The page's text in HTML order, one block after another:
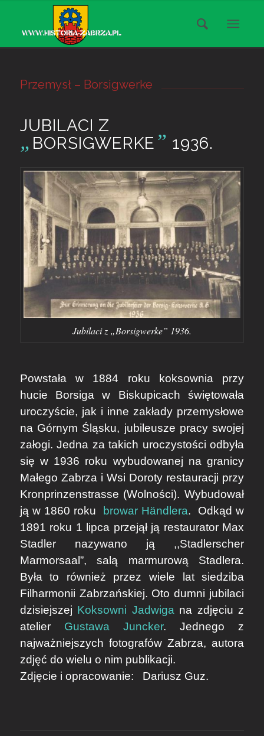
Przemysł – Borsigwerke
JUBILACI Z
„ BORSIGWERKE ” 1936.
Jubilaci z „Borsigwerke” 1936.
Powstała w 1884 roku koksownia przy
hucie Borsiga w Biskupicach świętowała
uroczyście, jak i inne zakłady przemysłowe
na Górnym Śląsku, jubileusze pracy swojej
załogi. Jedna za takich uroczystości odbyła
się w 1936 roku wybudowanej na granicy
Małego Zabrza i Wsi Doroty restauracji przy
Kronprinzenstrasse (Wolności). Wybudował
ją w 1860 roku browar Händlera. Odkąd w
1891 roku 1 lipca przejął ją restaurator Max
Stadler nazywano ją ,,Stadlerscher
Marmorsaal”, salą marmurową Stadlera.
Była to również przez wiele lat siedziba
Filharmonii Zabrzańskiej. Oto dumni jubilaci
dzisiejszej Koksowni Jadwiga na zdjęciu z
atelier Gustawa Juncker. Jednego z
najważniejszych fotografów Zabrza, autora
zdjęć do wielu o nim publikacji.
Zdjęcie i opracowanie: Dariusz Guz.